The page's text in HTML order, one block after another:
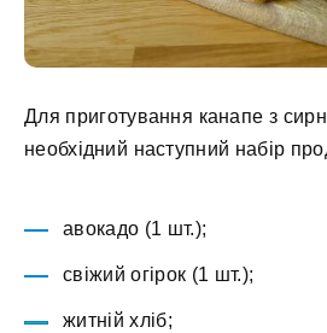
Для приготування канапе з
необхідний наступний набір
авокадо (1 шт.);
свіжий огірок (1 шт.);
житній хліб;